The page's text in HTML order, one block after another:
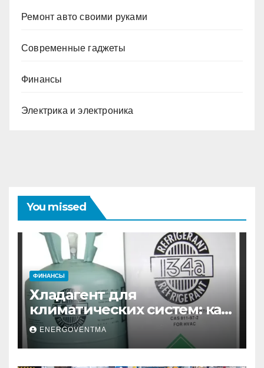
Ремонт авто своими руками
Современные гаджеты
Финансы
Электрика и электроника
You missed
ФИНАНСЫ
Хладагент для
климатических систем: как
выбрать и купить фреон в
Санкт-Петербурге
ENERGOVENTMA